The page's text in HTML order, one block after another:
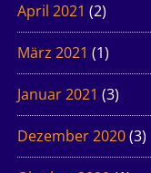
April 2021 (2)
März 2021 (1)
Januar 2021 (3)
Dezember 2020(3)